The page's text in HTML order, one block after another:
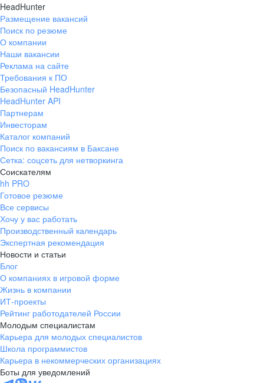
HeadHunter
Размещение вакансий
Поиск по резюме
О компании
Наши вакансии
Реклама на сайте
Требования к ПО
Безопасный HeadHunter
HeadHunter API
Партнерам
Инвесторам
Каталог компаний
Поиск по вакансиям в Баксане
Сетка: соцсеть для нетворкинга
Соискателям
hh PRO
Готовое резюме
Все сервисы
Хочу у вас работать
Производственный календарь
Экспертная рекомендация
Новости и статьи
Блог
О компаниях в игровой форме
Жизнь в компании
ИТ-проекты
Рейтинг работодателей России
Молодым специалистам
Карьера для молодых специалистов
Школа программистов
Карьера в некоммерческих организациях
Боты для уведомлений